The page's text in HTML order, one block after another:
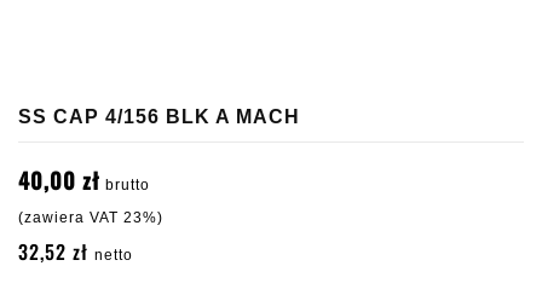
SS CAP 4/156 BLK A MACH
40,00 zł brutto
(zawiera VAT 23%)
32,52 zł netto